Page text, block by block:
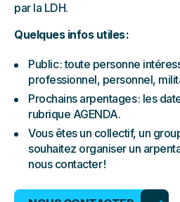
par la LDH.
Quelques infos utiles :
Public : toute personne
professionnel, personnel,
Prochains arpentages : les
rubrique AGENDA.
Vous êtes un collectif, un
souhaitez organiser un
nous contacter !